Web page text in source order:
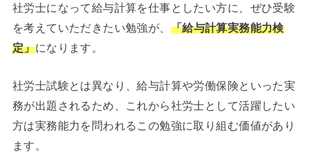
社労士になって給与計算を仕事としたい方に、ぜひ受験
を考えていただきたい勉強が、 「給与計算実務能力検
定」になります。
社労士試験とは異なり、給与計算や労働保険といった実
務が出題されるため、これから社労士として活躍したい
方は実務能力を問われるこの勉強に取り組む価値があり
ます。